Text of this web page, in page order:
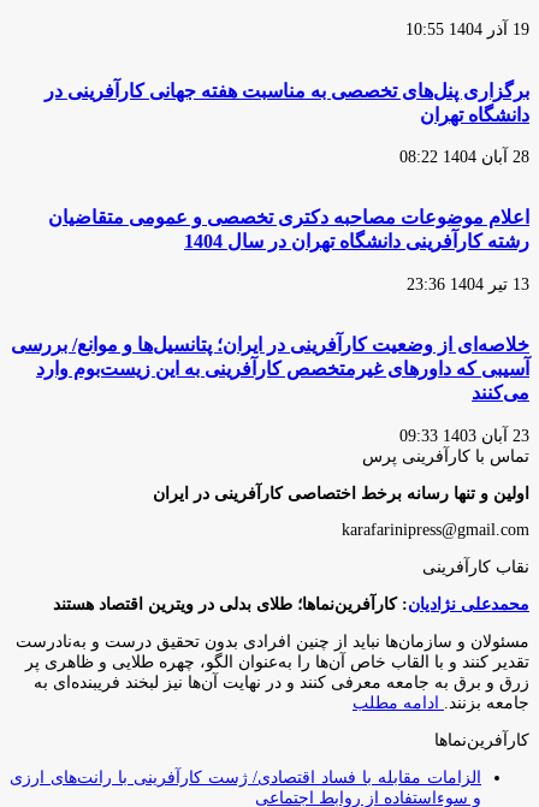
19 آذر 1404 10:55
برگزاری پنل‌های تخصصی به مناسبت هفته جهانی کارآفرینی در
دانشگاه تهران
28 آبان 1404 08:22
اعلام موضوعات مصاحبه دکتری تخصصی و عمومی متقاضیان
رشته کارآفرینی دانشگاه تهران در سال 1404
13 تیر 1404 23:36
خلاصه‌ای از وضعیت کارآفرینی در ایران؛ پتانسیل‌ها و موانع/ بررسی
آسیبی که داورهای غیرمتخصص کارآفرینی به این زیست‌بوم وارد
می‌کنند
23 آبان 1403 09:33
تماس با کارآفرینی پرس
اولین و تنها رسانه برخط اختصاصی کارآفرینی در ایران
karafarinipress@gmail.com
نقاب کارآفرینی
محمدعلی نژادیان: کارآفرین‌نماها؛ طلای بدلی در ویترین اقتصاد هستند
مسئولان و سازمان‌ها نباید از چنین افرادی بدون تحقیق درست و به‌نادرست
تقدیر کنند و با القاب خاص آ‌ن‌ها را به‌عنوان الگو، چهره طلایی و ظاهری پر
زرق و برق به جامعه معرفی کنند و در نهایت آن‌ها نیز لبخند فریبنده‌ای به
جامعه بزنند.
ادامه مطلب
کارآفرین‌نماها
الزامات مقابله با فساد اقتصادی/ ژست کارآفرینی با رانت‌های ارزی
و سوءاستفاده از روابط اجتماعی